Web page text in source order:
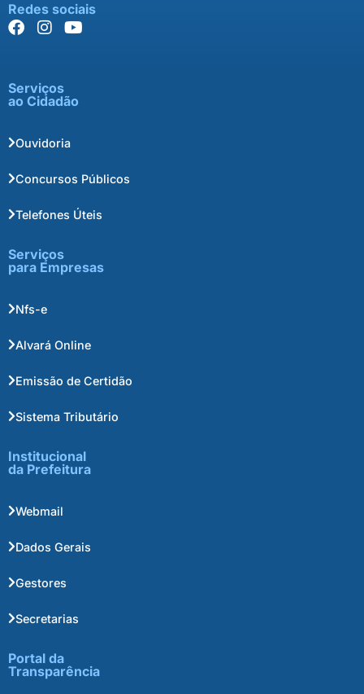
Redes sociais
Serviços
ao Cidadão
Ouvidoria
Concursos Públicos
Telefones Úteis
Serviços
para Empresas
Nfs-e
Alvará Online
Emissão de Certidão
Sistema Tributário
Institucional
da Prefeitura
Webmail
Dados Gerais
Gestores
Secretarias
Portal da
Transparência